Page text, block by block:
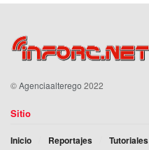
©Agenciaalterego 2022
Sitio
Inicio Reportajes Tutoriales